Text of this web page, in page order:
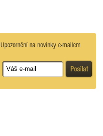
Upozornění na novinky e-mailem